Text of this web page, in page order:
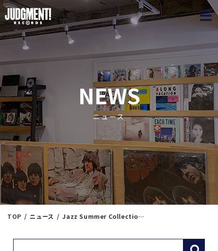
NEWS
ニュース
TOP ニュース Jazz Summer Collection 24 ＜新入荷情報＞ 7/26（土）16：16出品 ※通販リスト付